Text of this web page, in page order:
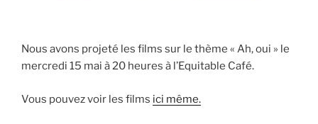
Nous avons projeté les films sur le thème « Ah, oui » le
mercredi 15 mai à 20 heures à l’Equitable Café.
Vous pouvez voir les films ici même.